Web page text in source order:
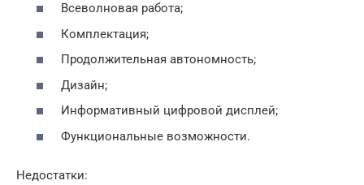
Всеволновая работа;
Комплектация;
Продолжительная автономность;
Дизайн;
Информативный цифровой дисплей;
Функциональные возможности.
Недостатки: